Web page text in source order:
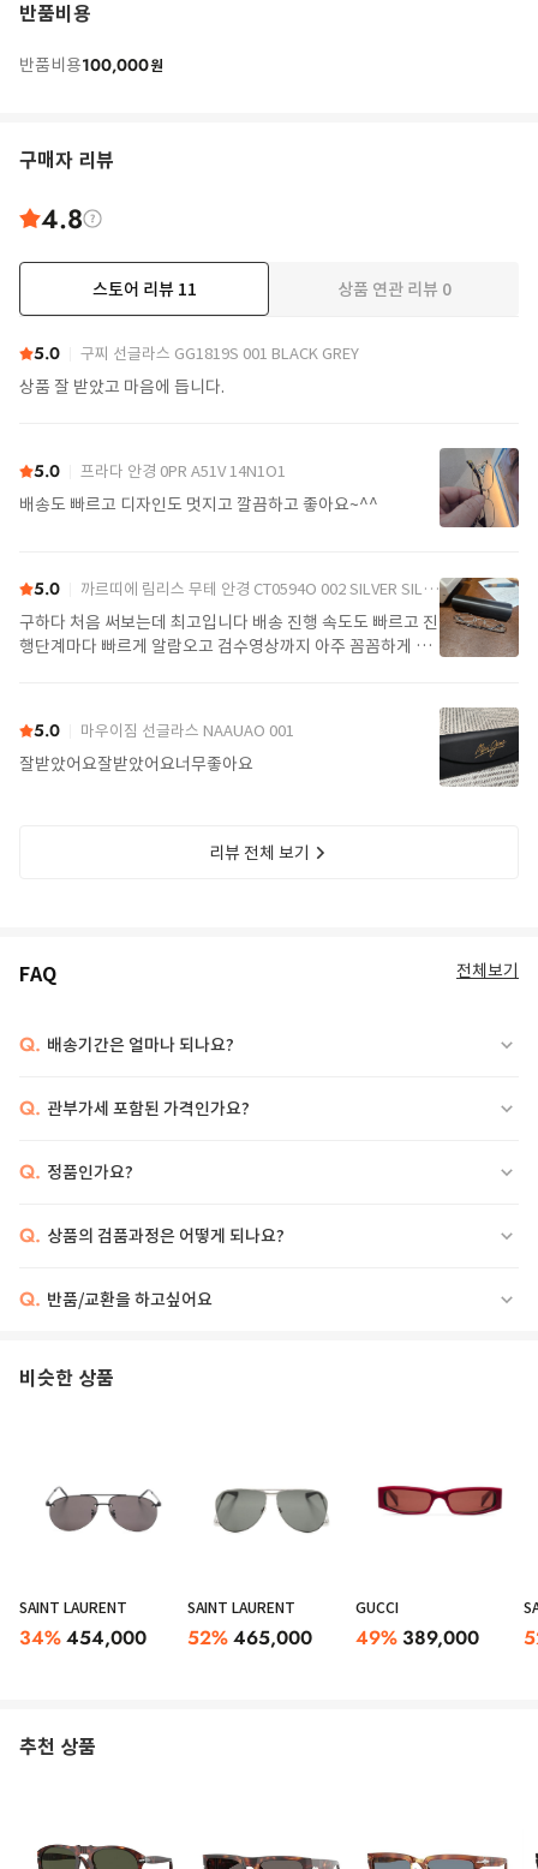
반품비용
반품비용100,000원
구매자 리뷰
4.8
스토어 리뷰 11 상품 연관 리뷰 0
5.0 구찌 선글라스 GG1819S 001 BLACK GREY
상품 잘 받았고 마음에 듭니다.
5.0 프라다 안경 0PR A51V 14N1O1
배송도 빠르고 디자인도 멋지고 깔끔하고 좋아요~^^
5.0 까르띠에 림리스 무테 안경 CT0594O 002 SILVER SILVER TRANSPARENT
구하다 처음 써보는데 최고입니다 배송 진행 속도도 빠르고 진
행단계마다 빠르게 알람오고 검수영상까지 아주 꼼꼼하게 찍
5.0 마우이짐 선글라스 NAAUAO 001
잘받았어요잘받았어요너무좋아요
리뷰 전체 보기
FAQ 전체보기
Q. 배송기간은 얼마나 되나요?
Q. 관부가세 포함된 가격인가요?
Q. 정품인가요?
Q. 상품의 검품과정은 어떻게 되나요?
Q. 반품/교환을 하고싶어요
비슷한 상품
SAINT LAURENT
34%454,000
SAINT LAURENT
52%465,000
GUCCI
49% 389,000
추천 상품